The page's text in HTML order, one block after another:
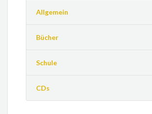
Allgemein
Bücher
Schule
CDs